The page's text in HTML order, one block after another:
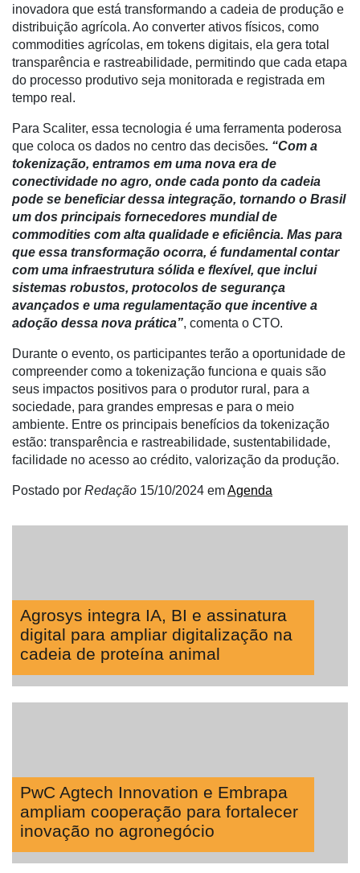
Destaque
Mercado
Troca
de
Artigos
Agenda
Agricultura
de
Precisão
Automação
e
Robótica
Conectividade
Análise
E-
Commerce
da
Tecnologia
para
Recursos
Hídricos
Néctar
Tecprime
Agro
Lean
inovadora que está transformando a cadeia de produção e
distribuição agrícola. Ao converter ativos físicos, como
commodities agrícolas, em tokens digitais, ela gera total
transparência e rastreabilidade, permitindo que cada etapa
do processo produtivo seja monitorada e registrada em
tempo real.
Para Scaliter, essa tecnologia é uma ferramenta poderosa
que coloca os dados no centro das decisões. “Com a
tokenização, entramos em uma nova era de
conectividade no agro, onde cada ponto da cadeia
pode se beneficiar dessa integração, tornando o Brasil
um dos principais fornecedores mundial de
commodities com alta qualidade e eficiência. Mas para
que essa transformação ocorra, é fundamental contar
com uma infraestrutura sólida e flexível, que inclui
sistemas robustos, protocolos de segurança
avançados e uma regulamentação que incentive a
adoção dessa nova prática”, comenta o CTO.
Durante o evento, os participantes terão a oportunidade de
compreender como a tokenização funciona e quais são
seus impactos positivos para o produtor rural, para a
sociedade, para grandes empresas e para o meio
ambiente. Entre os principais benefícios da tokenização
estão: transparência e rastreabilidade, sustentabilidade,
facilidade no acesso ao crédito, valorização da produção.
Postado por Redação 15/10/2024 emAgenda
Agrosys integra IA, BI e assinatura
digital para ampliar digitalização na
cadeia de proteína animal
PwC Agtech Innovation e Embrapa
ampliam cooperação para fortalecer
inovação no agronegócio